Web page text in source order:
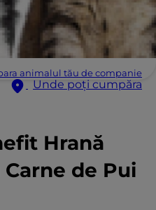
animalul tău de companie
Unde poți cumpăra
Hrană
Carne de Pui